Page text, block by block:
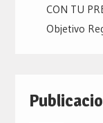
CON TU
Objetivo